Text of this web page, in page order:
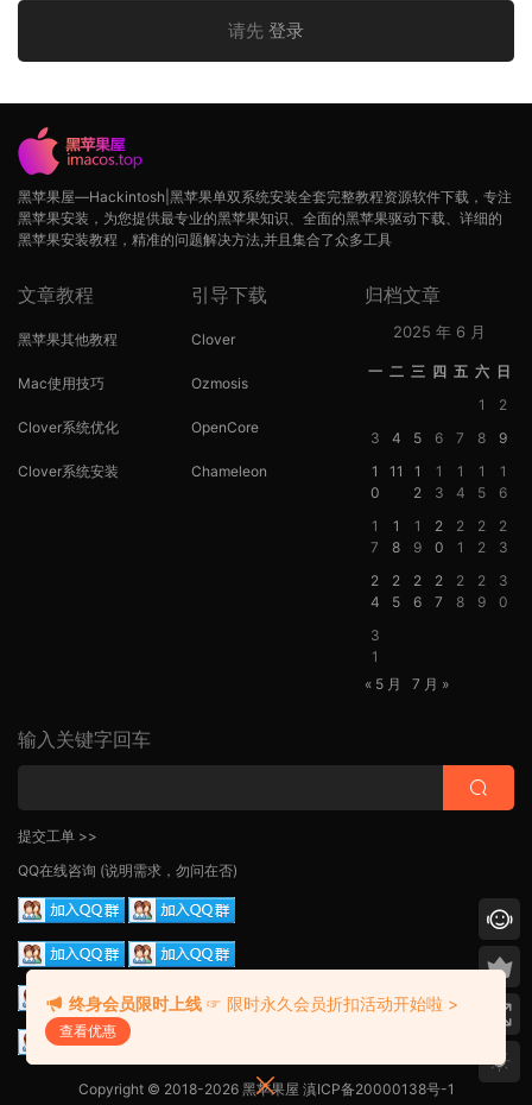
请先 登录
黑苹果屋—Hackintosh|黑苹果单双系统安装全套完整教程资源软件下载，专注
黑苹果安装，为您提供最专业的黑苹果知识、全面的黑苹果驱动下载、详细的
黑苹果安装教程，精准的问题解决方法,并且集合了众多工具
文章教程
黑苹果其他教程
Mac使用技巧
Clover系统优化
Clover系统安装
引导下载
Clover
Ozmosis
OpenCore
Chameleon
归档文章
2025 年 6 月
一 二 三 四 五 六 日
1
2
3
4 5 6 7 8
9
1
0
11
1
2
1
3
1
4
1
5
1
6
1
7
1
8
1
9
2
0
2
1
2
2
2
3
2
4
2
5
2
6
2
7
2
8
2
9
3
0
3
1
« 5 月
7 月 »
输入关键字回车
提交工单 >>
QQ在线咨询 (说明需求，勿问在否)
Copyright © 2018-2026 黑苹果屋 滇ICP备20000138号-1
终身会员限时上线 ☞ 限时永久会员折扣活动开始啦 >
查看优惠